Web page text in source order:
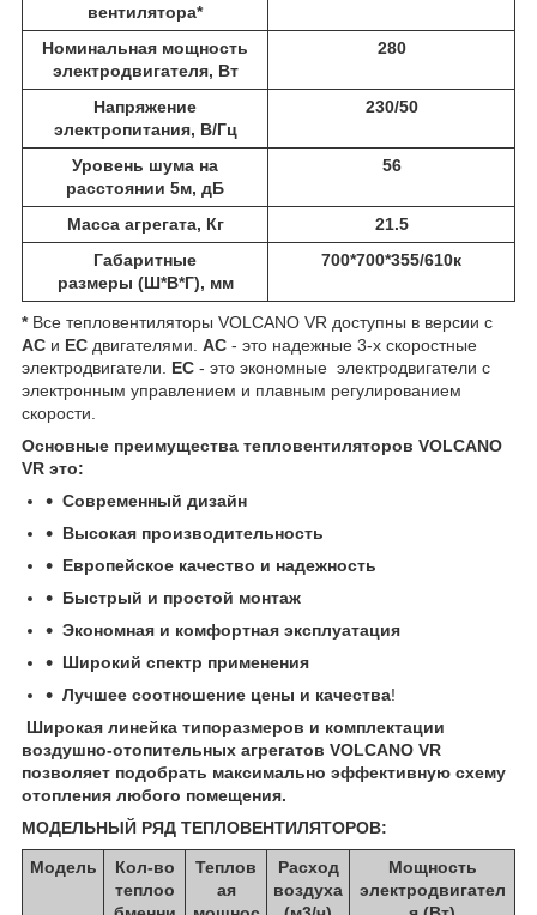
вентилятора*
Номинальная мощность
электродвигателя, Вт
280
Напряжение
электропитания, В/Гц
230/50
Уровень шума на
расстоянии 5м, дБ
56
Масса агрегата, Кг
21.5
Габаритные
размеры (Ш*В*Г), мм
700*700*355/610к
*Все тепловентиляторы VOLCANO VR доступны в версии с
AC и EC двигателями. ​ AC - это надежные 3-х скоростные
электродвигатели. ЕС - это экономные электродвигатели с
электронным управлением и плавным регулированием
скорости.
Основные преимущества тепловентиляторов VOLCANO
VR это:
Современный дизайн
Высокая производительность
Европейское качество и надежность
Быстрый и простой монтаж
Экономная и комфортная эксплуатация
Широкий спектр применения
Лучшее соотношение цены и качества!
Широкая линейка типоразмеров и комплектации
воздушно-отопительных агрегатов VOLCANO VR
позволяет подобрать максимально эффективную схему
отопления любого помещения.
МОДЕЛЬНЫЙ РЯД ТЕПЛОВЕНТИЛЯТОРОВ:
Модель
Кол-во
теплоо
Теплов
ая
Расход
воздуха
Мощность
электродвигател